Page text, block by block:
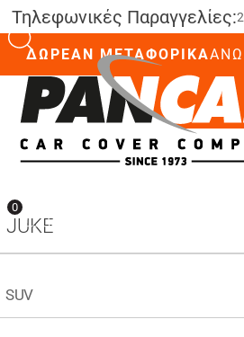
Τηλεφωνικές Παραγγελίες:
ΔΩΡΕΑΝ ΜΕΤΑΦΟΡΙΚΑ
0
JUKE
SUV